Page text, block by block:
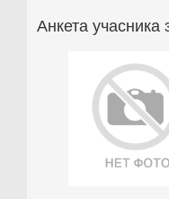
Анкета учасника